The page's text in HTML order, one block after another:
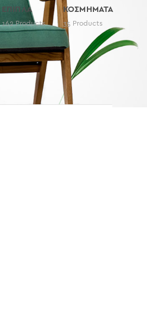
ΕΠΙΠΛΑ
162 Products
ΚΟΣΜΗΜΑΤΑ
35 Products